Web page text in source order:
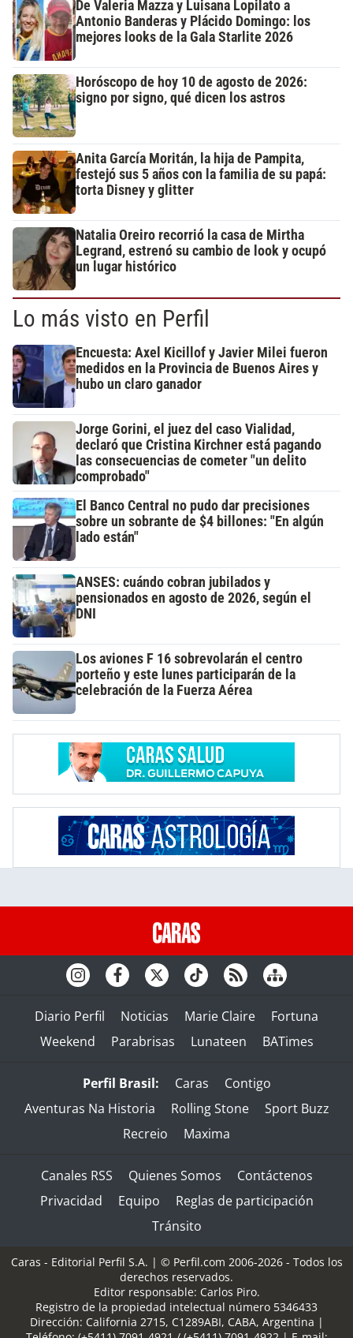
De Valeria Mazza y Luisana Lopilato a
Antonio Banderas y Plácido Domingo: los
mejores looks de la Gala Starlite 2026
Horóscopo de hoy 10 de agosto de 2026:
signo por signo, qué dicen los astros
Anita García Moritán, la hija de Pampita,
festejó sus 5 años con la familia de su papá:
torta Disney y glitter
Natalia Oreiro recorrió la casa de Mirtha
Legrand, estrenó su cambio de look y ocupó
un lugar histórico
Lo más visto en Perfil
Encuesta: Axel Kicillof y Javier Milei fueron
medidos en la Provincia de Buenos Aires y
hubo un claro ganador
Jorge Gorini, el juez del caso Vialidad,
declaró que Cristina Kirchner está pagando
las consecuencias de cometer "un delito
comprobado"
El Banco Central no pudo dar precisiones
sobre un sobrante de $4 billones: "En algún
lado están"
ANSES: cuándo cobran jubilados y
pensionados en agosto de 2026, según el
DNI
Los aviones F 16 sobrevolarán el centro
porteño y este lunes participarán de la
celebración de la Fuerza Aérea
Diario Perfil Noticias Marie Claire
Fortuna
Weekend
Parabrisas Lunateen BATimes
Perfil Brasil: Caras
Contigo
Aventuras Na Historia
Rolling Stone
Sport Buzz
Recreio
Maxima
Canales RSS Quienes Somos
Contáctenos
Privacidad
Equipo
Reglas de participación
Tránsito
Caras - Editorial Perfil S.A. | © Perfil.com 2006-2026 - Todos los
derechos reservados.
Editor responsable: Carlos Piro.
Registro de la propiedad intelectual número 5346433
Dirección: California 2715, C1289ABI, CABA, Argentina |